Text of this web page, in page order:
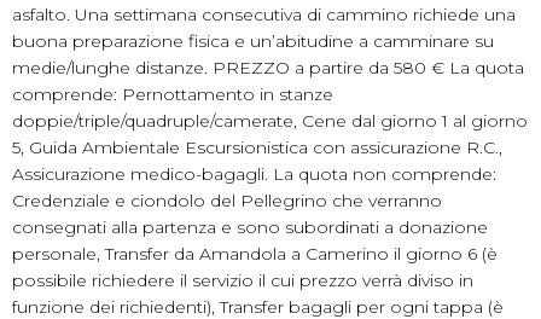
asfalto. Una settimana consecutiva di cammino richiede una
buona preparazione fisica e un’abitudine a camminare su
medie/lunghe distanze. PREZZO a partire da 580 € La quota
comprende: Pernottamento in stanze
doppie/triple/quadruple/camerate, Cene dal giorno 1 al giorno
5, Guida Ambientale Escursionistica con assicurazione R.C.,
Assicurazione medico-bagagli. La quota non comprende:
Credenziale e ciondolo del Pellegrino che verranno
consegnati alla partenza e sono subordinati a donazione
personale, Transfer da Amandola a Camerino il giorno 6 (è
possibile richiedere il servizio il cui prezzo verrà diviso in
funzione dei richiedenti), Transfer bagagli per ogni tappa (è